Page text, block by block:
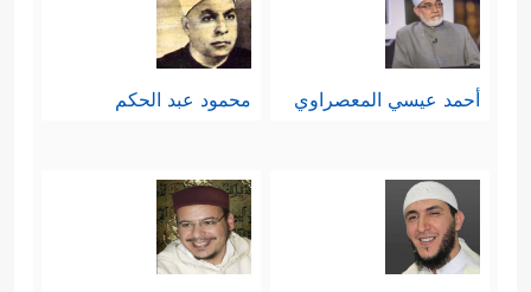
أيضًا، وهو محالٌ بالبداهة؛ لأنّه يلزم تقدُّم
وجودهم على وجود أنفسهم.
حكيمًا عليمًا قديرًا هو الذي خلَقَهم،
والمشركون يقولون بهذا ولا يُنكِرُونه،
لكنهم يرجِعُون عنه بمنطقٍ مقلوبٍ؛ فما
أحمد عيسي المعصراوي محمود عبد الحكم